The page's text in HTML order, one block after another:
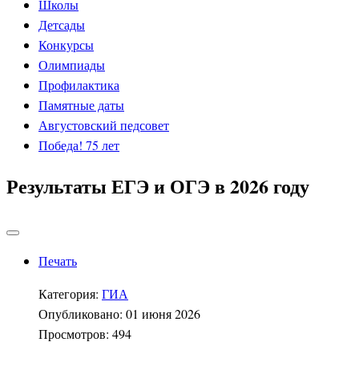
Школы
Детсады
Конкурсы
Олимпиады
Профилактика
Памятные даты
Августовский педсовет
Победа! 75 лет
Результаты ЕГЭ и ОГЭ в 2026 году
Печать
Категория: ГИА
Опубликовано: 01 июня 2026
Просмотров: 494